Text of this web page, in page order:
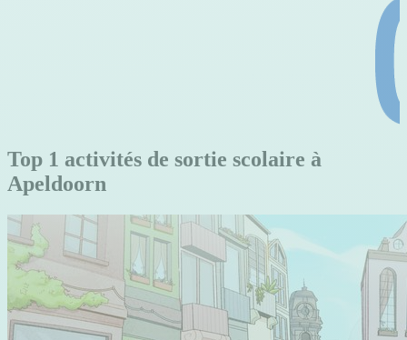
Top 1 activités de sortie scolaire à
Apeldoorn